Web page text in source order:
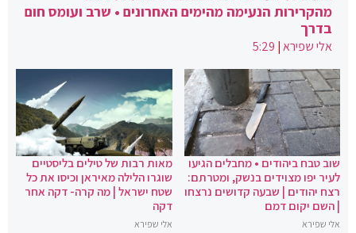
מהקרירות הנעימה מהימים האחרונים • שרב ועומס חום
בדרך
אלי שפירא|
5:29
שוב טבח ביהודים • מחבלים הגיעו
לעיר יפו מצוידים בנשק, ומטרתם:
רצח יהודים | שבעה קדושים נרצחו
| השם יקום דמם
אלי שפירא
מאות רבות של טילים בליסטיים
שוגרו הלילה מאיראן וכיסו את כל
שטח ישראל | מה קרה- דקה אחר
דקה
אלי שפירא